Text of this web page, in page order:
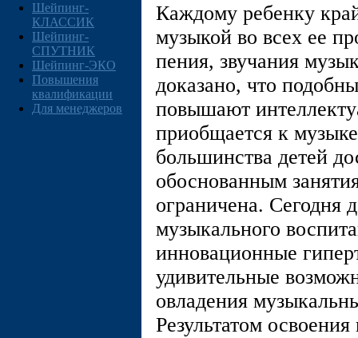
Шейпинг-
КЛАССИК
Шейпинг-
СПУТНИК
Шейпинг-ЭКО
Повышения
квалификации
Для менеджеров
Каждому ребенку
музыкой во всех ее
пения, звучания
доказано, что
повышают
приобщается к
большинства детей
обоснованным
ограничена. Сегодня
музыкального
инновационные
удивительные
овладения
Результатом освоения